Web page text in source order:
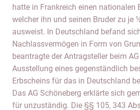
hatte in Frankreich einen nationalen
welcher ihn und seinen Bruder zu je
ausweist. In Deutschland befand
Nachlassvermögen in Form von
beantragte der Antragsteller beim
Ausstellung eines gegenständlich
Erbscheins für das in Deutschland
Das AG Schöneberg erklärte sich
für unzuständig. Die §§ 105, 343